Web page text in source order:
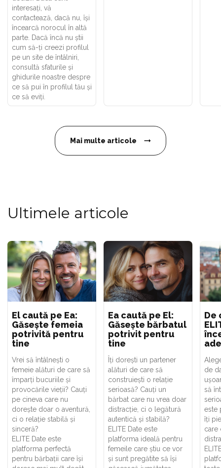
interesați, vă
contactează, dacă nu, își
încearcă norocul în altă
parte. Dacă încă nu știi
cum să-ți creezi profilul
pe un site de întâlniri,
consultă sfaturile și
ghidurile noastre despre
ce să pui în profilul tău și
ce să eviți.
Mai multe articole
Ultimele articole
El caută pe Ea:
Găsește femeia
potrivită pentru
tine
Vrei să întâlnești o
femeie alături de care să
împarți bucuriile și
provocările vieții? Cauți
pe cineva care nu
dorește doar o aventură,
ci o relație stabilă și
sinceră?
ELITE Date este
platforma perfectă
pentru bărbații care își
Ea caută pe El:
Găsește bărbatul
potrivit pentru
tine
Îți dorești un partener
alături de care să
construiești o relație
serioasă? Cauți un
bărbat care nu vrea doar
distracție, ci o legătură
autentică și stabilă?
ELITE Date este
platforma ideală pentru
femeile care știu ce vor
și sunt pregătite să își
De
de
să
este
îți
care